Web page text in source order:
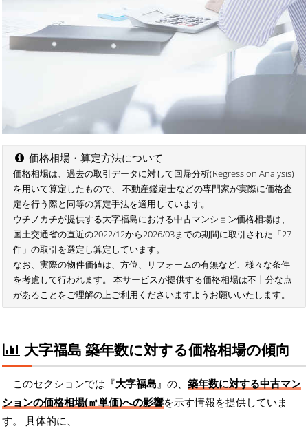
価格相場・算定方法について
価格相場は、過去の取引データに対して回帰分析(Regression Analysis)
を用いて算定したもので、 不動産鑑定士などの専門家が実際に価格査
定を行う際と同等の算定手法を適用しています。
ウチノカチが提供する大字福島における中古マンション価格相場は、
国土交通省の直近の2022/12から2026/03までの期間に取引された「27
件」の取引を選定し算定しています。
なお、実際の物件価値は、方位、リフォームの有無など、様々な条件
を考慮して行われます。 本サービスが提供する価格相場は不十分な点
があることをご理解の上ご利用くださいますようお願いいたします。
大字福島 築年数に対する価格相場の傾向
このセクションでは『大字福島』の、 築年数に対する中古マン
ションの価格相場(㎡単価)への影響を示す情報を提供していま
す。 具体的に、